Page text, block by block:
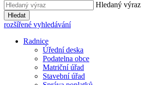
Hledaný výraz
Hledat
rozšířené vyhledávání
Radnice
Úřední deska
Podatelna obce
Matriční úřad
Stavební úřad